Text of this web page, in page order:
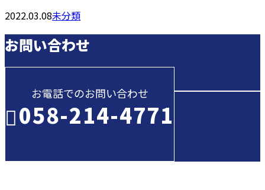
2022.03.08未分類
お問い合わせ
お電話でのお問い合わせ
058-214-4771